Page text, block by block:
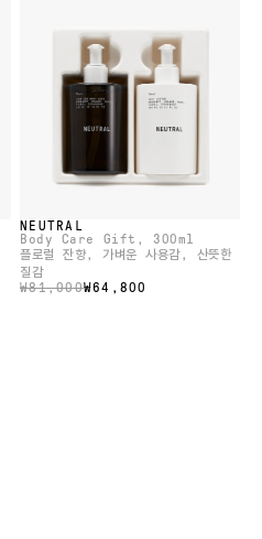
NEUTRAL
Body Care Gift , 300ml
플로럴 잔향, 가벼운 사용감, 산뜻한
질감
₩81,000₩64,800